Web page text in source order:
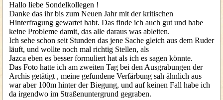
Hallo liebe Sondelkollegen !
Danke das ihr bis zum Neuen Jahr mit der kritischen
Hinterfragung gewartet habt. Das finde ich auch gut und habe
keine Probleme damit, das alle daraus was ableiten.
Ich sehe schon seit Stunden das jene Sache gleich aus dem Ruder
läuft, und wollte noch mal richtig Stellen, als
Jazca eben es besser formuliert hat als ich es sagen könnte.
Das Foto hatte ich am zweiten Tag bei den Ausgrabungen der
Archis getätigt , meine gefundene Verfärbung sah ähnlich aus
war aber 100m hinter der Biegung, und auf keinen Fall habe ich
da irgendwo im Straßenuntergrund gegraben.